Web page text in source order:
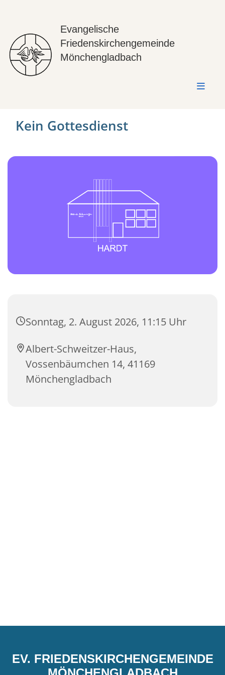
Evangelische
Friedenskirchengemeinde
Mönchengladbach
Kein Gottesdienst
Sonntag, 2. August 2026, 11:15 Uhr
Albert-Schweitzer-Haus,
Vossenbäumchen 14, 41169
Mönchengladbach
EV. FRIEDENSKIRCHENGEMEINDE